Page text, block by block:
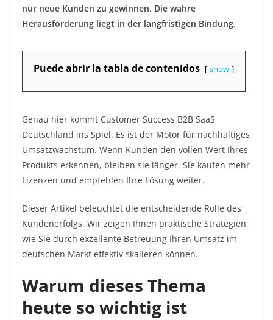
nur neue Kunden zu gewinnen. Die wahre
Herausforderung liegt in der langfristigen Bindung.
Puede abrir la tabla de contenidos show
Genau hier kommt Customer Success B2B SaaS
Deutschland ins Spiel. Es ist der Motor für nachhaltiges
Umsatzwachstum. Wenn Kunden den vollen Wert Ihres
Produkts erkennen, bleiben sie länger. Sie kaufen mehr
Lizenzen und empfehlen Ihre Lösung weiter.
Dieser Artikel beleuchtet die entscheidende Rolle des
Kundenerfolgs. Wir zeigen Ihnen praktische Strategien,
wie Sie durch exzellente Betreuung Ihren Umsatz im
deutschen Markt effektiv skalieren können.
Warum dieses Thema
heute so wichtig ist